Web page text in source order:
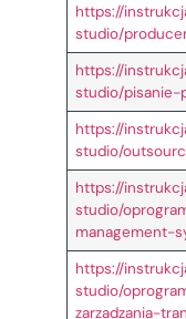
https://
studio/
https://
studio/pisanie-
https://
studio/
https://
studio/
management-
https://
studio/
zarzadzania-